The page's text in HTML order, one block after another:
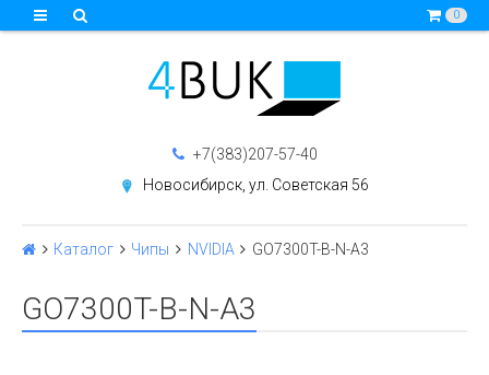
0
+7(383)207-57-40
Новосибирск, ул. Советская 56
Каталог Чипы NVIDIA GO7300T-B-N-A3
GO7300T-B-N-A3